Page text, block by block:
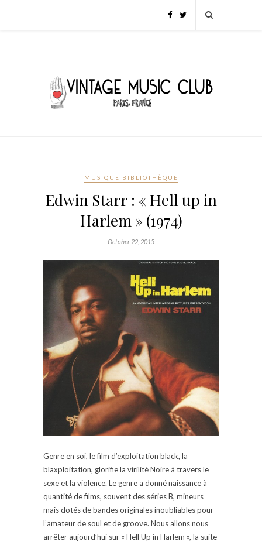
MUSIQUE BIBLIOTHÈQUE
Edwin Starr : « Hell up in
Harlem » (1974)
October 22, 2015
Genre en soi, le film d’exploitation black, la
blaxploitation, glorifie la virilité Noire à travers le
sexe et la violence. Le genre a donné naissance à
quantité de films, souvent des séries B, mineurs
mais dotés de bandes originales inoubliables pour
l’amateur de soul et de groove. Nous allons nous
arrêter aujourd’hui sur « Hell Up in Harlem », la suite